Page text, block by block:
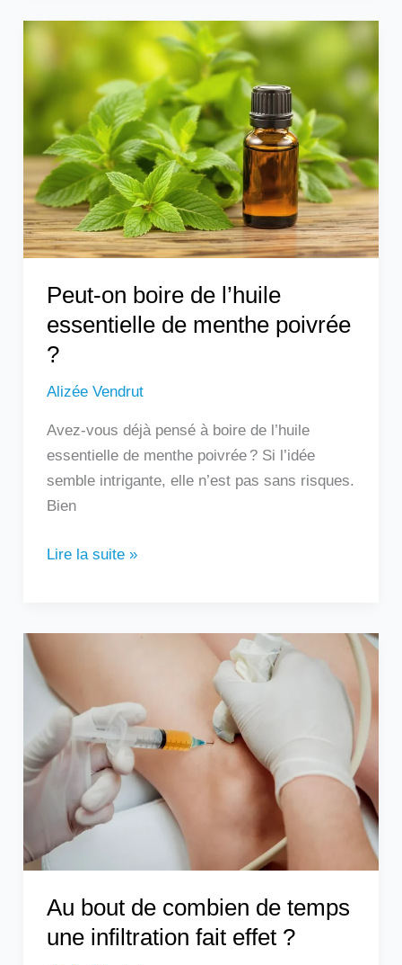
Peut-on boire de l’huile
essentielle de menthe poivrée
?
Alizée Vendrut
Avez-vous déjà pensé à boire de l’huile
essentielle de menthe poivrée ? Si l’idée
semble intrigante, elle n’est pas sans risques.
Bien
Peut-
boire
l’huile
essentielle
de
menthe
poivrée
?
Lire la suite »
Au bout de combien de temps
une infiltration fait effet ?
de
combien
de
temps
infiltration
fait
effet
?